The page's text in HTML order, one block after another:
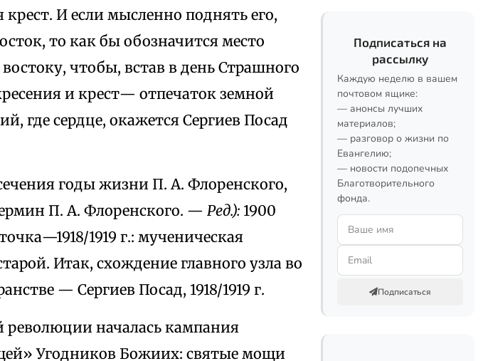
И если мысленно поднять его,
то как бы обозначится место
чтобы, встав в день Страшного
и крест— отпечаток земной
где сердце, окажется Сергиев Посад
годы жизни П. А. Флоренского,
П. А. Флоренского. — Ред.): 1900
1919 г.: мученическая
Итак, схождение главного узла во
— Сергиев Посад, 1918/1919 г.
революции началась кампания
Угодников Божиих: святые мощи
Подписаться на
рассылку
Каждую неделю в вашем
почтовом ящике:
— анонсы лучших
материалов;
— разговор о жизни по
Евангелию;
— новости подопечных
Благотворительного
фонда.
Подписаться